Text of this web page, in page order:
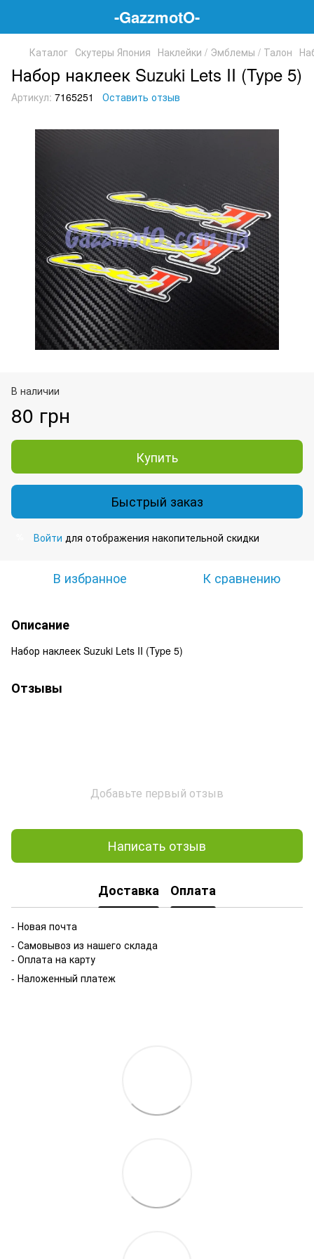
-GazzmotO-
Каталог Скутеры Япония Наклейки / Эмблемы / Талон
Набор наклеек Suzuki Lets II (Type 5)
Артикул: 7165251 Оставить отзыв
В наличии
80 грн
Купить
Быстрый заказ
Войти для отображения накопительной скидки
В избранное К сравнению
Описание
Набор наклеек Suzuki Lets II (Type 5)
Отзывы
Добавьте первый отзыв
Написать отзыв
Доставка Оплата
- Новая почта
- Самовывоз из нашего склада
- Оплата на карту
- Наложенный платеж